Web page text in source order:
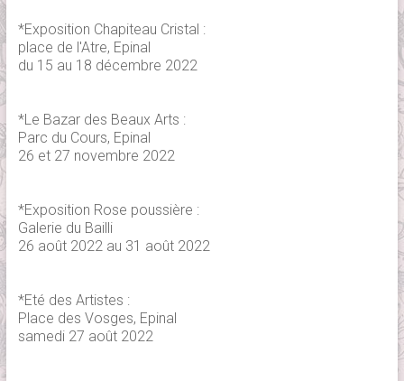
*Exposition Chapiteau Cristal :
place de l'Atre, Epinal
du 15 au 18 décembre 2022
*Le Bazar des Beaux Arts :
Parc du Cours, Epinal
26 et 27 novembre 2022
*Exposition Rose poussière :
Galerie du Bailli
26 août 2022 au 31 août 2022
*Eté des Artistes :
Place des Vosges, Epinal
samedi 27 août 2022